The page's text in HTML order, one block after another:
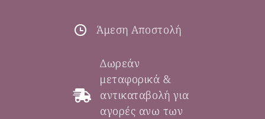
Άμεση Αποστολή
Δωρεάν
μεταφορικά &
αντικαταβολή για
αγορές ανω των